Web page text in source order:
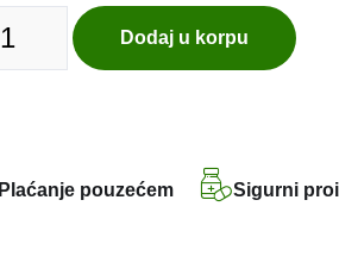
Dodaj u korpu
Plaćanje pouzećem Sigurni